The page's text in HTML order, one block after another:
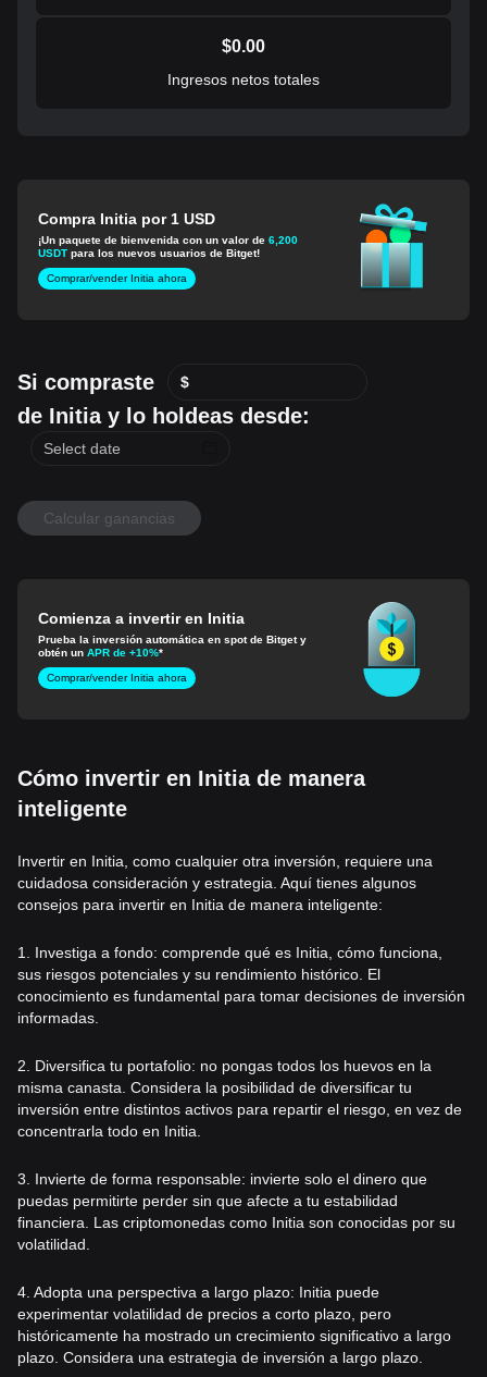
$0.00
Ingresos netos totales
Compra Initia por 1 USD
¡Un paquete de bienvenida con un valor de6,200
USDT para los nuevos usuarios de Bitget!
Comprar/vender Initia ahora
Si compraste $
de Initia y lo holdeas desde:
Calcular ganancias
Comienza a invertir en Initia
Prueba la inversión automática en spot de Bitget y
obtén unAPR de +10%*
Comprar/vender Initia ahora
Cómo invertir en Initia de manera
inteligente
Invertir en Initia, como cualquier otra inversión, requiere una
cuidadosa consideración y estrategia. Aquí tienes algunos
consejos para invertir en Initia de manera inteligente:
1. Investiga a fondo: comprende qué es Initia, cómo funciona,
sus riesgos potenciales y su rendimiento histórico. El
conocimiento es fundamental para tomar decisiones de inversión
informadas.
2. Diversifica tu portafolio: no pongas todos los huevos en la
misma canasta. Considera la posibilidad de diversificar tu
inversión entre distintos activos para repartir el riesgo, en vez de
concentrarla todo en Initia.
3. Invierte de forma responsable: invierte solo el dinero que
puedas permitirte perder sin que afecte a tu estabilidad
financiera. Las criptomonedas como Initia son conocidas por su
volatilidad.
4. Adopta una perspectiva a largo plazo: Initia puede
experimentar volatilidad de precios a corto plazo, pero
históricamente ha mostrado un crecimiento significativo a largo
plazo. Considera una estrategia de inversión a largo plazo.